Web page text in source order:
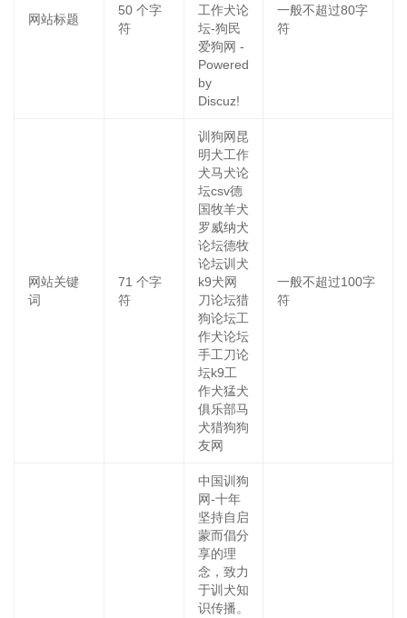
网站标题
50 个字
符
工作犬论
坛-狗民
爱狗网 -
Powered
by
Discuz!
一般不超过80字
符
网站关键
词
71 个字
符
训狗网昆
明犬工作
犬马犬论
坛csv德
国牧羊犬
罗威纳犬
论坛德牧
论坛训犬
k9犬网
刀论坛猎
狗论坛工
作犬论坛
手工刀论
坛k9工
作犬猛犬
俱乐部马
犬猎狗狗
友网
一般不超过100字
符
中国训狗
网-十年
坚持自启
蒙而倡分
享的理
念，致力
于训犬知
识传播。